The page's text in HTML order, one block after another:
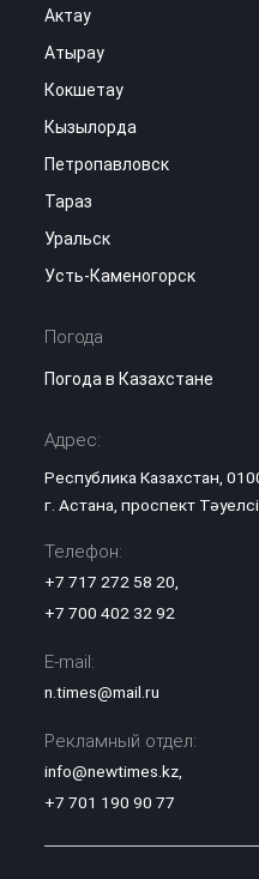
Актау
Атырау
Кокшетау
Кызылорда
Петропавловск
Тараз
Уральск
Усть-Каменогорск
Погода
Погода в Казахстане
Адрес:
Республика Казахстан,
г. Астана, проспект
Телефон:
+7 717 272 58 20
+7 700 402 32 92
E-mail:
n.times@mail.ru
Рекламный отдел:
info@newtimes.kz,
+7 701 190 90 77